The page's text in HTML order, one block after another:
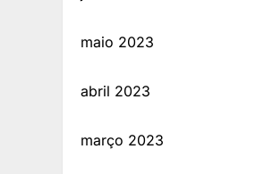
maio 2023
abril 2023
março 2023